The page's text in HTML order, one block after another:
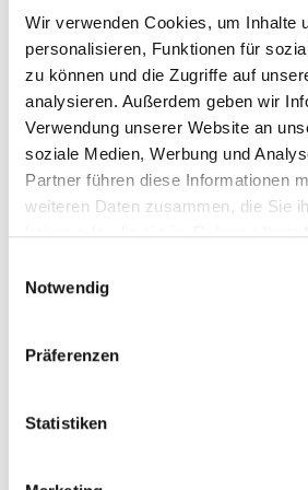
Wir verwenden Cookies, um Inhalte
personalisieren, Funktionen für
zu können und die Zugriffe auf
analysieren. Außerdem geben wir
Verwendung unserer Website an
soziale Medien, Werbung und
Partner führen diese Informationen
weiteren Daten zusammen, die Sie
haben oder die sie im Rahmen Ihrer
Notwendig
Präferenzen
Statistiken
30.04.2024
OUT NOW:
„MUSIKINDUSTRIE
BVMI-JAHRBUCH AB
PAPER